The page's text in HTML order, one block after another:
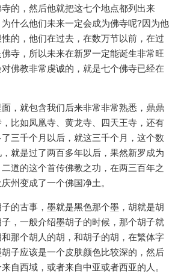
的，然后他就把这七个地点都列出来
什么他们未来一定会成为佛寺呢?因为他
的，他们在过去，在数万节以前，在过
寺，所以未来在新罗一定能诞生非常旺
佛教非常虔诚的，就是七个佛寺已经在
，就包含我们后来非常非常熟悉，鼎鼎
比如凤凰寺、黄龙寺、四天王寺，还有
三千个月以后，就这三千个月，这个数
就是过了两百多年以后，果然新罗成为
道的这个首传佛教之功，在两三百年之
州变成了一个佛国净土。
的古事，墨就是黑色那个墨，胡就是胡
，一般介绍墨胡子的时候，那个胡子就
那个胡人的胡，和胡子的胡，在繁体字
子应该是一个皮肤颜色比较深的，然后
自西域，或者来自中亚或者西亚的人。